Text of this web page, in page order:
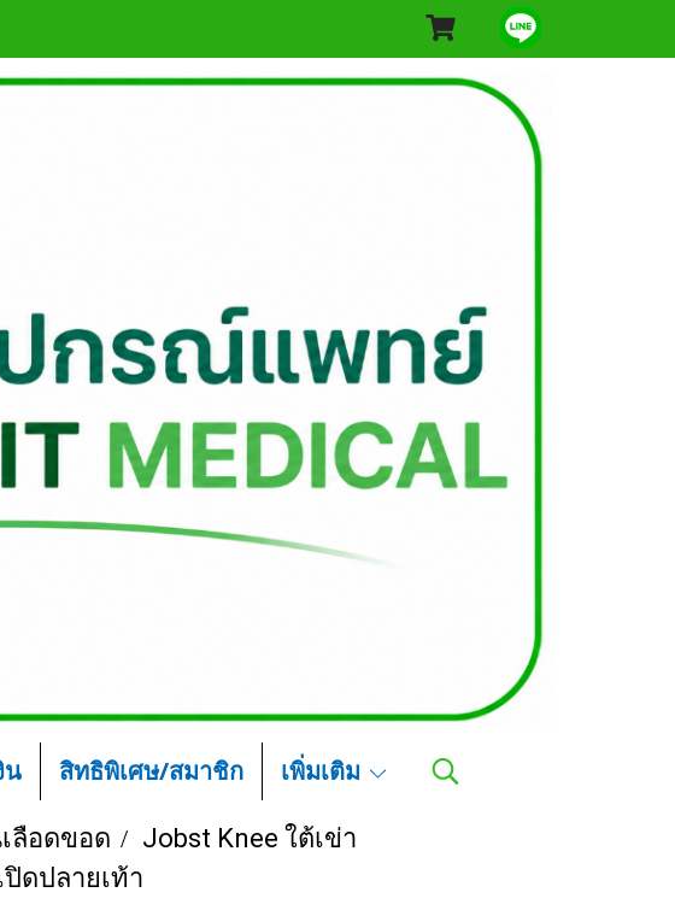
น สิทธิพิเศษ/สมาชิก เพิ่มเติม
ลือดขอด
Jobst Knee ใต้เข่า
ดปลายเท้า